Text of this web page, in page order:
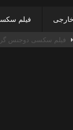
فیلم
فیلم سکسی دوجنس